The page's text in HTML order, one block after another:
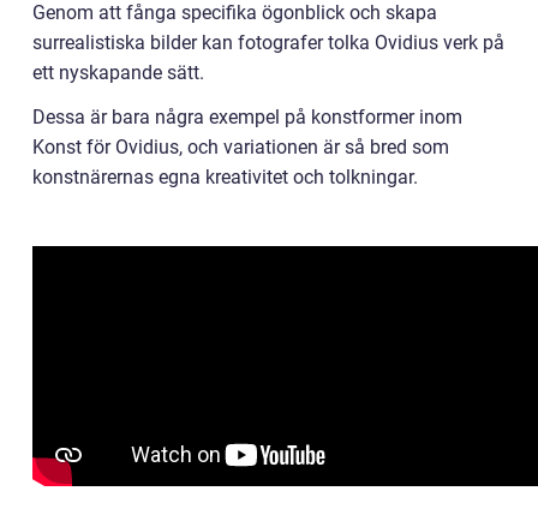
Genom att fånga specifika ögonblick och skapa
surrealistiska bilder kan fotografer tolka Ovidius verk på
ett nyskapande sätt.
Dessa är bara några exempel på konstformer inom
Konst för Ovidius, och variationen är så bred som
konstnärernas egna kreativitet och tolkningar.